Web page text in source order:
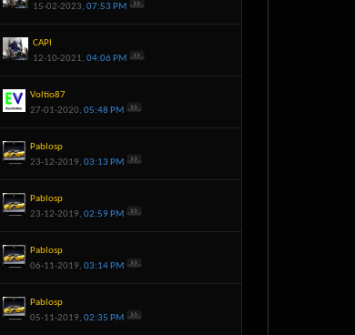
15-02-2023,07:53 PM
CAPI
12-10-2021,04:06 PM
Voltio87
27-01-2020, 05:48 PM
Pablosp
23-12-2019, 03:13 PM
Pablosp
23-12-2019, 02:59 PM
Pablosp
06-11-2019, 03:14 PM
Pablosp
05-11-2019, 02:35 PM